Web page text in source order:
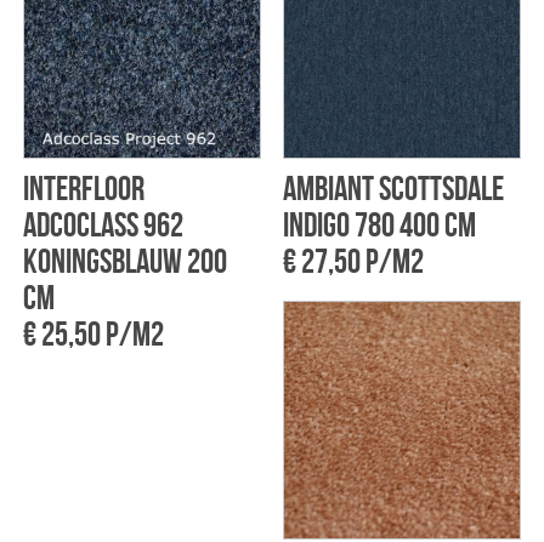
Interfloor
Adcoclass 962
Koningsblauw 200
cm
€ 25,50 p/m2
Ambiant Scottsdale
Indigo 780 400 cm
€ 27,50 p/m2